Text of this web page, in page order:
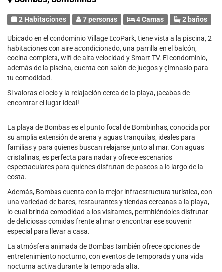
2 Habitaciones 7 personas 4 Camas 2 baños
Ubicado en el condominio Village EcoPark, tiene vista a la piscina, 2
habitaciones con aire acondicionado, una parrilla en el balcón,
cocina completa, wifi de alta velocidad y Smart TV. El condominio,
además de la piscina, cuenta con salón de juegos y gimnasio para
tu comodidad.
Si valoras el ocio y la relajación cerca de la playa, ¡acabas de
encontrar el lugar ideal!
La playa de Bombas es el punto focal de Bombinhas, conocida por
su amplia extensión de arena y aguas tranquilas, ideales para
familias y para quienes buscan relajarse junto al mar. Con aguas
cristalinas, es perfecta para nadar y ofrece escenarios
espectaculares para quienes disfrutan de paseos a lo largo de la
costa.
Además, Bombas cuenta con la mejor infraestructura turística, con
una variedad de bares, restaurantes y tiendas cercanas a la playa,
lo cual brinda comodidad a los visitantes, permitiéndoles disfrutar
de deliciosas comidas frente al mar o encontrar ese souvenir
especial para llevar a casa.
La atmósfera animada de Bombas también ofrece opciones de
entretenimiento nocturno, con eventos de temporada y una vida
nocturna activa durante la temporada alta.